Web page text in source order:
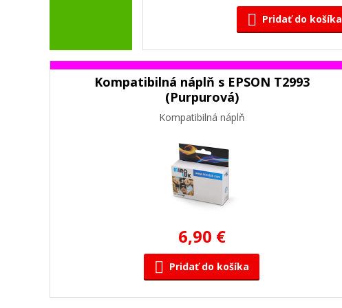
Pridať do košíka
Kompatibilná náplň s EPSON T2993
(Purpurová)
Kompatibilná náplň
6,90 €
Pridať do košíka